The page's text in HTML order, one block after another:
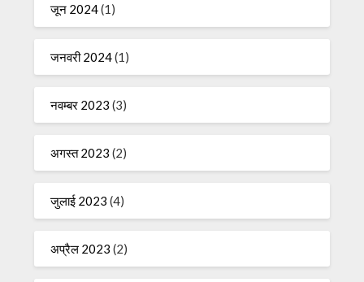
जून 2024(1)
जनवरी 2024(1)
नवम्बर 2023 (3)
अगस्त 2023 (2)
जुलाई 2023 (4)
अप्रैल 2023 (2)